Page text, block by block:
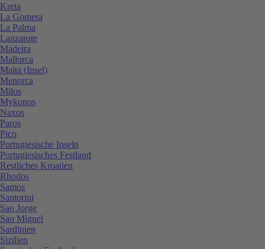
Kreta
La Gomera
La Palma
Lanzarote
Madeira
Mallorca
Malta (Insel)
Menorca
Milos
Mykonos
Naxos
Paros
Pico
Portugiesische Inseln
Portugiesisches Festland
Restliches Kroatien
Rhodos
Samos
Santorini
Sao Jorge
Sao Miguel
Sardinien
Sizilien